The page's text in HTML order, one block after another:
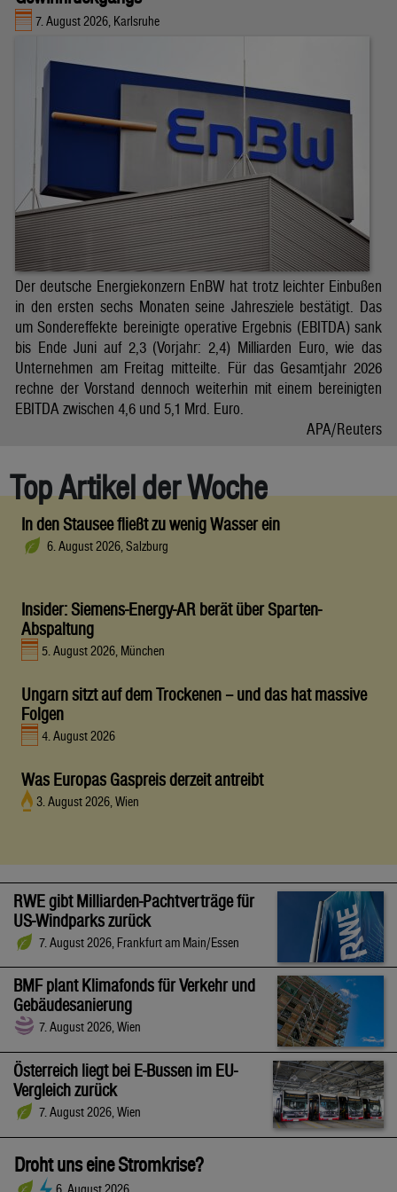
7. August 2026, Karlsruhe
Der deutsche Energiekonzern EnBW hat trotz leichter Einbußen
in den ersten sechs Monaten seine Jahresziele bestätigt. Das
um Sondereffekte bereinigte operative Ergebnis (EBITDA) sank
bis Ende Juni auf 2,3 (Vorjahr: 2,4) Milliarden Euro, wie das
Unternehmen am Freitag mitteilte. Für das Gesamtjahr 2026
rechne der Vorstand dennoch weiterhin mit einem bereinigten
EBITDA zwischen 4,6 und 5,1 Mrd. Euro.
APA/Reuters
Top Artikel der Woche
In den Stausee fließt zu wenig Wasser ein
6. August 2026, Salzburg
Insider: Siemens-Energy-AR berät über Sparten-
Abspaltung
5. August 2026, München
Ungarn sitzt auf dem Trockenen – und das hat massive
Folgen
4. August 2026
Was Europas Gaspreis derzeit antreibt
3. August 2026, Wien
RWE gibt Milliarden-Pachtverträge für
US-Windparks zurück
7. August 2026, Frankfurt am Main/Essen
BMF plant Klimafonds für Verkehr und
Gebäudesanierung
7. August 2026, Wien
Österreich liegt bei E-Bussen im EU-
Vergleich zurück
7. August 2026, Wien
Droht uns eine Stromkrise?